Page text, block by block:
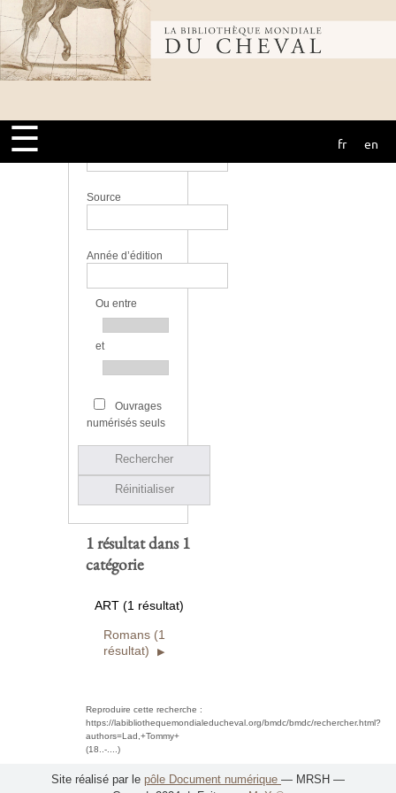
Bibliothèque
mondiale du
cheval
☰ fr en
Langue
Source
Année d’édition
Ou entre
et
Ouvrages
numérisés seuls
Rechercher
Réinitialiser
1 résultat dans 1
catégorie
ART (1 résultat)
Romans (1
résultat)
Reproduire cette recherche :
https://labibliothequemondialeducheval.org/bmdc/bmdc/rechercher.html?
authors=Lad,+Tommy+
(18..-....)
Site réalisé par le pôle Document numérique — MRSH —